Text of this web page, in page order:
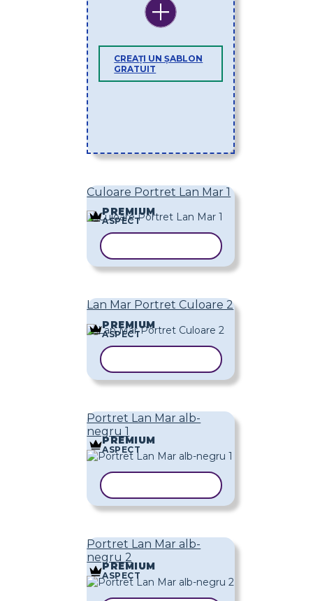
CREAȚI UN ȘABLON
GRATUIT
Culoare Portret Lan Mar 1
PREMIUM
ASPECT
Lan Mar Portret Culoare 2
PREMIUM
ASPECT
Portret Lan Mar alb-
negru 1
PREMIUM
ASPECT
Portret Lan Mar alb-
negru 2
PREMIUM
ASPECT